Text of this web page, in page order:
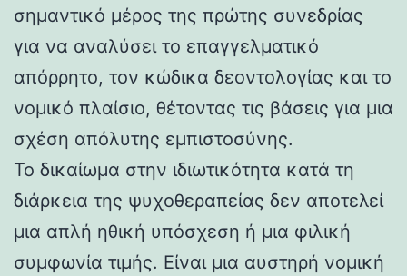
σημαντικό μέρος της πρώτης συνεδρίας
για να αναλύσει το επαγγελματικό
απόρρητο, τον κώδικα δεοντολογίας και το
νομικό πλαίσιο, θέτοντας τις βάσεις για μια
σχέση απόλυτης εμπιστοσύνης.
Το δικαίωμα στην ιδιωτικότητα κατά τη
διάρκεια της ψυχοθεραπείας δεν αποτελεί
μια απλή ηθική υπόσχεση ή μια φιλική
συμφωνία τιμής. Είναι μια αυστηρή νομική